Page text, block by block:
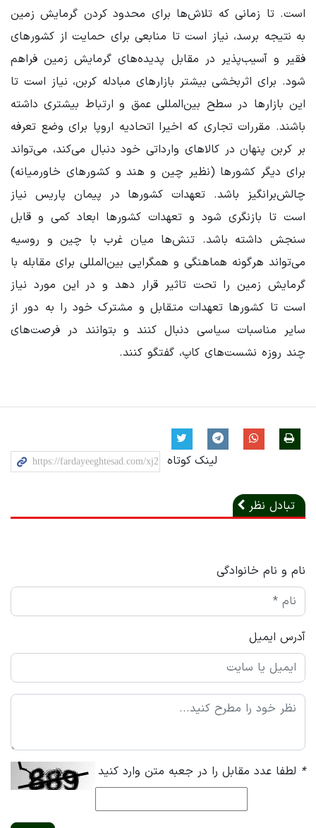
است. تا زمانی که تلاش‌ها برای محدود کردن گرمایش زمین
به نتیجه برسد، نیاز است تا منابعی برای حمایت از کشورهای
فقیر و آسیب‌پذیر در مقابل پدیده‌های گرمایش زمین فراهم
شود. برای اثربخشی بیشتر بازارهای مبادله کربن، نیاز است تا
این بازارها در سطح بین‌المللی عمق و ارتباط بیشتری داشته
باشند. مقررات تجاری که اخیرا اتحادیه اروپا برای وضع تعرفه
بر کربن پنهان در کالاهای وارداتی خود دنبال می‌کند، می‌تواند
برای دیگر کشورها (نظیر چین و هند و کشورهای خاورمیانه)
چالش‌برانگیز باشد. تعهدات کشورها در پیمان پاریس نیاز
است تا بازنگری شود و تعهدات کشورها ابعاد کمی و قابل
سنجش داشته باشد. تنش‌ها میان غرب با چین و روسیه
می‌تواند هرگونه هماهنگی و همگرایی بین‌المللی برای مقابله با
گرمایش زمین را تحت تاثیر قرار دهد و در این مورد نیاز
است تا کشورها تعهدات متقابل و مشترک خود را به دور از
سایر مناسبات سیاسی دنبال کنند و بتوانند در فرصت‌های
چند روزه نشست‌های کاپ، گفتگو کنند.
لینک کوتاه
تبادل نظر
نام و نام خانوادگی
آدرس ایمیل
* لطفا عدد مقابل را در جعبه متن وارد کنید